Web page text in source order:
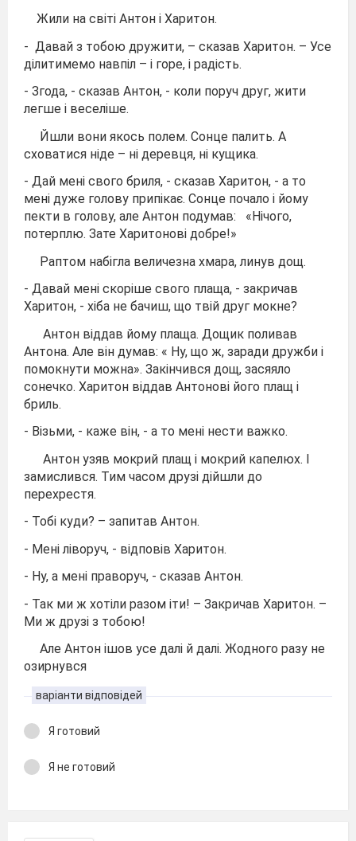
Жили на світі Антон і Харитон.
- Давай з тобою дружити, – сказав Харитон. – Усе
ділитимемо навпіл – і горе, і радість.
- Згода, - сказав Антон, - коли поруч друг, жити
легше і веселіше.
Йшли вони якось полем. Сонце палить. А
сховатися ніде – ні деревця, ні кущика.
- Дай мені свого бриля, - сказав Харитон, - а то
мені дуже голову припікає. Сонце почало і йому
пекти в голову, але Антон подумав: «Нічого,
потерплю. Зате Харитонові добре!»
Раптом набігла величезна хмара, линув дощ.
- Давай мені скоріше свого плаща, - закричав
Харитон, - хіба не бачиш, що твій друг мокне?
Антон віддав йому плаща. Дощик поливав
Антона. Але він думав: « Ну, що ж, заради дружби і
помокнути можна». Закінчився дощ, засяяло
сонечко. Харитон віддав Антонові його плащ і
бриль.
- Візьми, - каже він, - а то мені нести важко.
Антон узяв мокрий плащ і мокрий капелюх. І
замислився. Тим часом друзі дійшли до
перехрестя.
- Тобі куди? – запитав Антон.
- Мені ліворуч, - відповів Харитон.
- Ну, а мені праворуч, - сказав Антон.
- Так ми ж хотіли разом іти! – Закричав Харитон. –
Ми ж друзі з тобою!
Але Антон ішов усе далі й далі. Жодного разу не
озирнувся
варіанти відповідей
Я готовий
Я не готовий